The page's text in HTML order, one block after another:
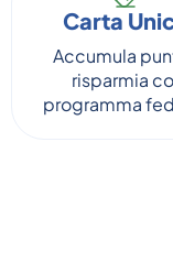
Carta
Accumula
risparmia
programma